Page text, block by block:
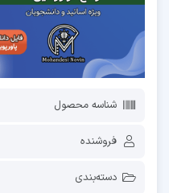
شناسه محصول
فروشنده
دسته‌بندی